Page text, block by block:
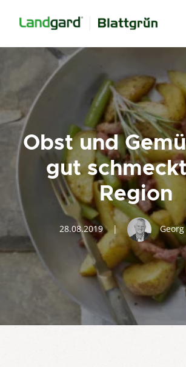
Neugier
Inspiration
Verbundenheit
Transparenz
Freude
Erfolg
Miteinander
Wissen
Suche
Obst und
gut
Region
28.08.2019 |